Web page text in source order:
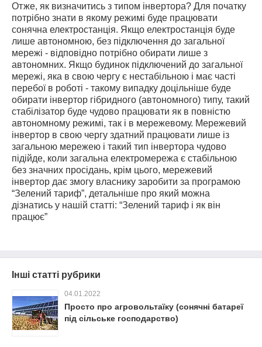
Отже, як визначитись з типом інвертора? Для початку
потрібно знати в якому режимі буде працювати
сонячна електростанція. Якщо електростанція буде
лише автономною, без підключення до загальної
мережі - відповідно потрібно обирати лише з
автономних. Якщо будинок підключений до загальної
мережі, яка в свою чергу є нестабільною і має часті
перебої в роботі - такому випадку доцільніше буде
обирати інвертор гібридного (автономного) типу, такий
стабілізатор буде чудово працювати як в повністю
автономному режимі, так і в мережевому. Мережевий
інвертор в свою чергу здатний працювати лише із
загальною мережею і такий тип інвертора чудово
підійде, коли загальна електромережа є стабільною
без значних просідань, крім цього, мережевий
інвертор дає змогу власнику заробити за програмою
“Зелений тариф”, детальніше про який можна
дізнатись у нашій статті: “Зелений тариф і як він
працює”
Інші статті рубрики
04.01.2022
Просто про агровольтаїку (сонячні батареї
під сільське господарство)